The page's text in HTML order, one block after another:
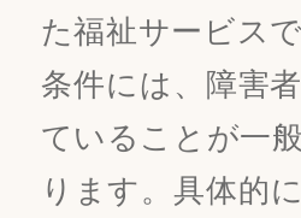
た福祉サービス
条件には、障害
ていることが一
ります。具体的